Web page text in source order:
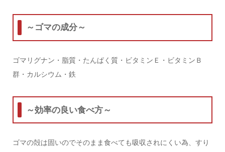
～ゴマの成分～
ゴマリグナン・脂質・たんぱく質・ビタミンＥ・ビタミンＢ
群・カルシウム・鉄
～効率の良い食べ方～
ゴマの殻は固いのでそのまま食べても吸収されにくい為、すり